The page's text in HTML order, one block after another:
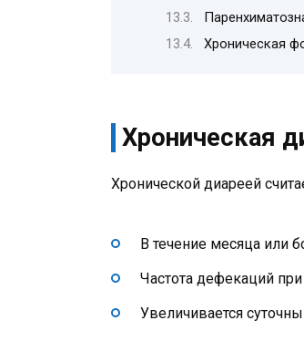
Хроническая
Хроническая
Хронической диареей
В течение месяца или
Частота дефекаций
Увеличивается